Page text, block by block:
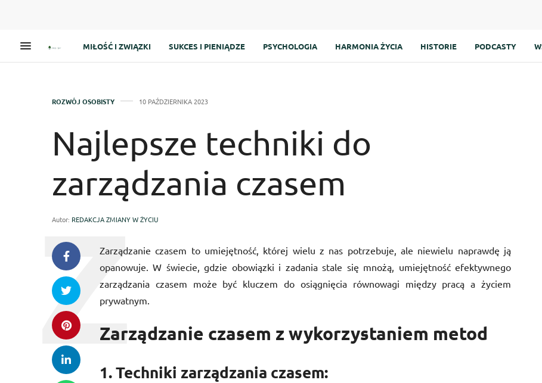
MIŁOŚĆ I ZWIĄZKI SUKCES I PIENIĄDZE PSYCHOLOGIA HARMONIA ŻYCIA HISTORIE PODCASTY
ROZWÓJ OSOBISTY 10 PAŹDZIERNIKA 2023
Najlepsze techniki do
zarządzania czasem
Autor: REDAKCJA ZMIANY W ŻYCIU
Zarządzanie czasem to umiejętność, której wielu z nas potrzebuje, ale niewielu naprawdę ją
opanowuje. W świecie, gdzie obowiązki i zadania stale się mnożą, umiejętność efektywnego
zarządzania czasem może być kluczem do osiągnięcia równowagi między pracą a życiem
prywatnym.
Zarządzanie czasem z wykorzystaniem metod
1. Techniki zarządzania czasem: